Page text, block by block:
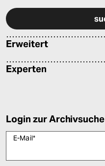
Erweitert
Experten
Login zur Archivsuche
E-Mail*